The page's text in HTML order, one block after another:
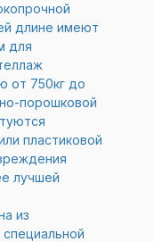
длине имеют
для
от 750кг до
порошковой
пластиковой
лучшей
из